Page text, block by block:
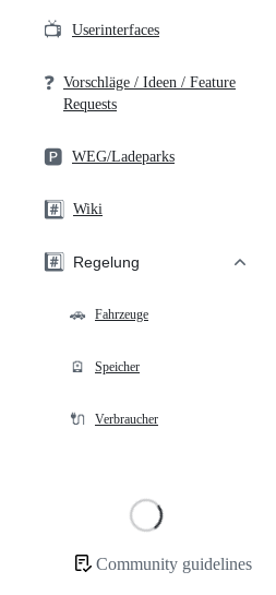
📺 Userinterfaces
❓ Vorschläge / Ideen / Feature
Requests
🅿️ WEG/Ladeparks
#️⃣ Wiki
#️⃣ Regelung
🚗 Fahrzeuge
🪫 Speicher
🔌 Verbraucher
Community guidelines